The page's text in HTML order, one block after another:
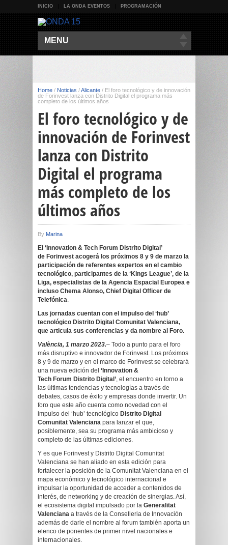
INICIO LA ONDA EVENTOS PROGRAMACIÓN
MENU
Home / Noticias /Alicante / El foro tecnológico y de innovación
de Forinvest lanza con Distrito Digital el programa más
completo de los últimos años
El foro tecnológico y de
innovación de Forinvest
lanza con Distrito
Digital el programa
más completo de los
últimos años
By Marina
El ‘Innovation & Tech Forum Distrito Digital’
de Forinvest acogerá los próximos 8 y 9 de marzo la
participación de referentes expertos en el cambio
tecnológico, participantes de la ‘Kings League’, de la
Liga, especialistas de la Agencia Espacial Europea e
incluso Chema Alonso, Chief Digital Officer de
Telefónica.
Las jornadas cuentan con el impulso del ‘hub’
tecnológico Distrito Digital Comunitat Valenciana,
que articula sus conferencias y da nombre al Foro.
València, 1 marzo 2023.– Todo a punto para el foro
más disruptivo e innovador de Forinvest. Los próximos
8 y 9 de marzo y en el marco de Forinvest se celebrará
una nueva edición del ‘Innovation &
Tech Forum Distrito Digital’, el encuentro en torno a
las últimas tendencias y tecnologías a través de
debates, casos de éxito y empresas donde invertir. Un
foro que este año cuenta como novedad con el
impulso del ‘hub’ tecnológico Distrito Digital
Comunitat Valenciana para lanzar el que,
posiblemente, sea su programa más ambicioso y
completo de las últimas ediciones.
Y es que Forinvest y Distrito Digital Comunitat
Valenciana se han aliado en esta edición para
fortalecer la posición de la Comunitat Valenciana en el
mapa económico y tecnológico internacional e
impulsar la oportunidad de acceder a contenidos de
interés, de networking y de creación de sinergias. Así,
el ecosistema digital impulsado por la Generalitat
Valenciana a través de la Conselleria de Innovación
además de darle el nombre al forum también aporta un
elenco de ponentes de primer nivel nacionales e
internacionales.